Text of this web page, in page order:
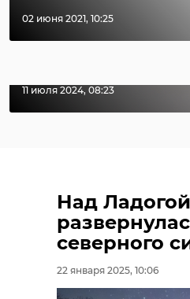
02 июня 2021, 10:25
Над
северного
22 января 2025, 10:06
Выборга
задержали за
11 июля 2024, 08:23